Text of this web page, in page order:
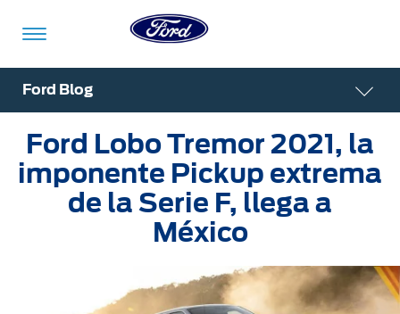
Acessibility
Vehículos
Compra
Cotízalos
ShowroomVirtual
Showroom
Propietarios
Beneficios
Ford
Tecnologías
Tecnologías
Asistencia
Financiamiento
Ford
App
Iniciar
Sesión
Ford Blog
Ford Lobo Tremor 2021, la
imponente Pickup extrema
de la Serie F, llega a
México